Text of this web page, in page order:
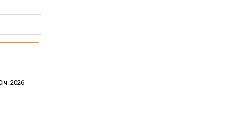
2026